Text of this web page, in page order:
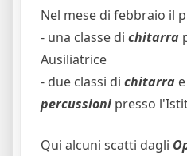
Nel mese di febbraio il
- una classe di chitarra
Ausiliatrice
- due classi di chitarra
percussioni presso
Qui alcuni scatti dagli